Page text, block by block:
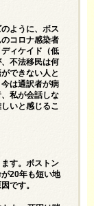
ように、ボス
コロナ感染者
ィケイド（低
不法移民は何
できない人と
は通訳者が病
私が会話しな
いと感じるこ
す。ボストン
20年も短い地
です。